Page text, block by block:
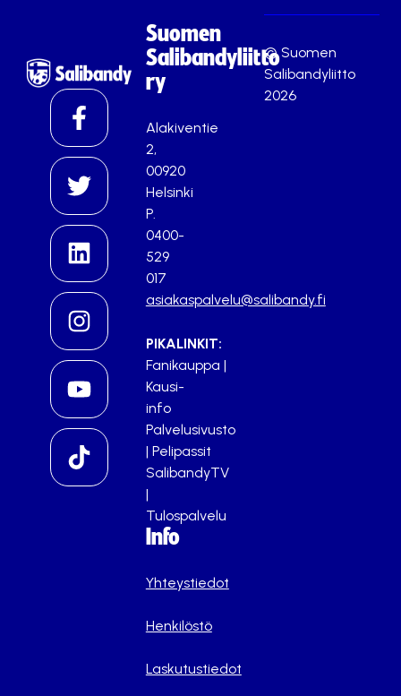
Suomen
Salibandyliitto
ry
Alakiventie
2,
00920
Helsinki
P.
0400-
529
017
asiakaspalvelu@salibandy.fi
PIKALINKIT:
Fanikauppa |
Kausi-
info
Palvelusivusto
| Pelipassit
SalibandyTV
|
Tulospalvelu
Info
Yhteystiedot
Henkilöstö
Laskutustiedot
© Suomen
Salibandyliitto
2026